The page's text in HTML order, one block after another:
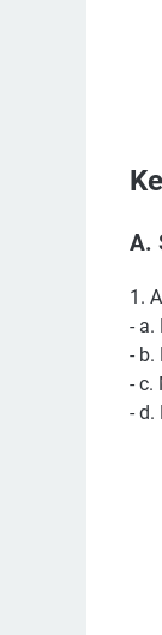
A.
1.
- a.
- b.
- c.
- d.